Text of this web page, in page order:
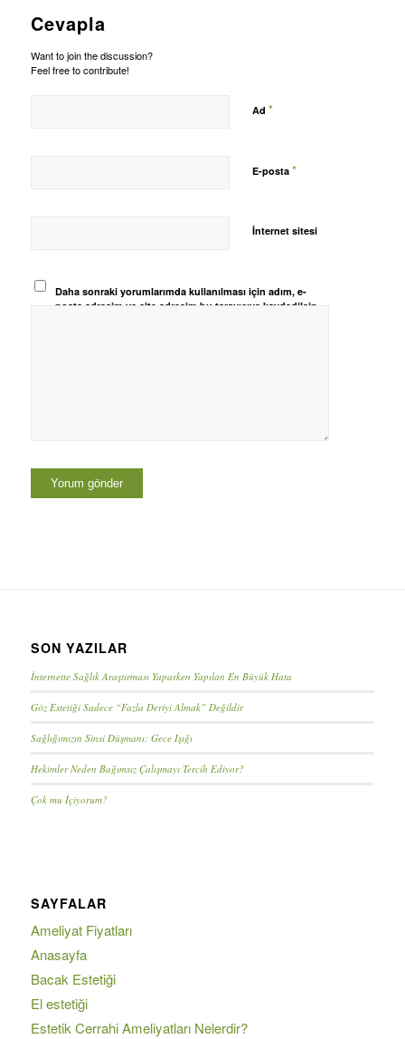
Cevapla
Want to join the discussion?
Feel free to contribute!
Ad *
E-posta *
İnternet sitesi
Daha sonraki yorumlarımda kullanılması için adım, e-
posta adresim ve site adresim bu tarayıcıya kaydedilsin.
SON YAZILAR
İnternette Sağlık Araştırması Yaparken Yapılan En Büyük Hata
Göz Estetiği Sadece “Fazla Deriyi Almak” Değildir
Sağlığımızın Sinsi Düşmanı: Gece Işığı
Hekimler Neden Bağımsız Çalışmayı Tercih Ediyor?
Çok mu İçiyorum?
SAYFALAR
Ameliyat Fiyatları
Anasayfa
Bacak Estetiği
El estetiği
Estetik Cerrahi Ameliyatları Nelerdir?